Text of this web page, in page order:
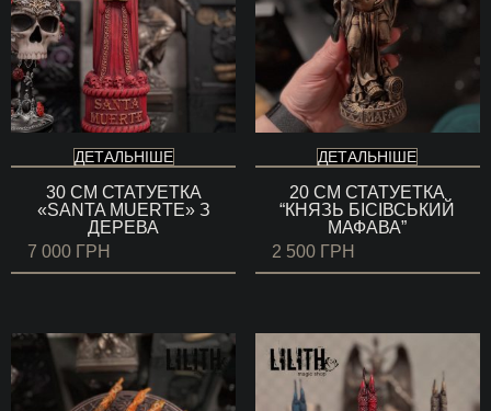
ДЕТАЛЬНІШЕ
30 СМ СТАТУЕТКА
«SANTA MUERTE» З
ДЕРЕВА
7 000 ГРН
ДЕТАЛЬНІШЕ
20 СМ СТАТУЕТКА
“КНЯЗЬ БІСІВСЬКИЙ
МАФАВА”
2 500 ГРН